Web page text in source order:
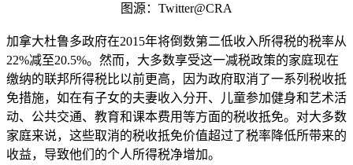
图源：Twitter@CRA
加拿大杜鲁多政府在2015年将倒数第二低收入所得税的税率从
22%减至20.5%。然而，大多数享受这一减税政策的家庭现在
缴纳的联邦所得税比以前更高，因为政府取消了一系列税收抵
免措施，如在有子女的夫妻收入分开、儿童参加健身和艺术活
动、公共交通、教育和课本费用等方面的税收抵免。对大多数
家庭来说，这些取消的税收抵免价值超过了税率降低所带来的
收益，导致他们的个人所得税净增加。